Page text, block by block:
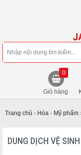
Giỏ hàng
0
Trang chủ › Hóa - Mỹ phẩm
DUNG DỊCH VỆ